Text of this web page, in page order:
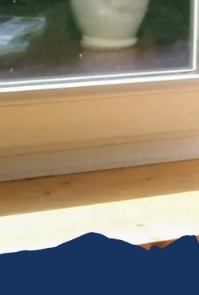
Gleitschirmfliegen &
Luftsport
Interaktive Vollbildkarte